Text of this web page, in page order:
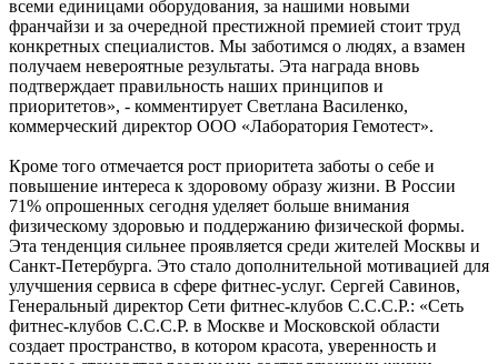
всеми единицами оборудования, за нашими новыми
франчайзи и за очередной престижной премией стоит труд
конкретных специалистов. Мы заботимся о людях, а взамен
получаем невероятные результаты. Эта награда вновь
подтверждает правильность наших принципов и
приоритетов», - комментирует Светлана Василенко,
коммерческий директор ООО «Лаборатория Гемотест».
Кроме того отмечается рост приоритета заботы о себе и
повышение интереса к здоровому образу жизни. В России
71% опрошенных сегодня уделяет больше внимания
физическому здоровью и поддержанию физической формы.
Эта тенденция сильнее проявляется среди жителей Москвы и
Санкт-Петербурга. Это стало дополнительной мотивацией для
улучшения сервиса в сфере фитнес-услуг. Сергей Савинов,
Генеральный директор Сети фитнес-клубов С.С.С.Р.: «Сеть
фитнес-клубов С.С.С.Р. в Москве и Московской области
создает пространство, в котором красота, уверенность и